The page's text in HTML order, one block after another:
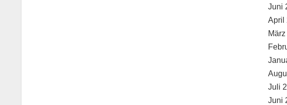
Juni
April
Juli
Juni